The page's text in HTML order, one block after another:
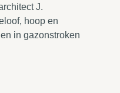
J.
hoop en
in gazonstroken